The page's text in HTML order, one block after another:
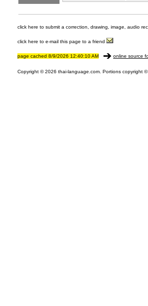
click here to submit a correction, drawing, image, audio
click here to e-mail this page to a friend
page cached 8/9/2026 12:40:10 AM online source
Copyright © 2026 thai-language.com. Portions copyright